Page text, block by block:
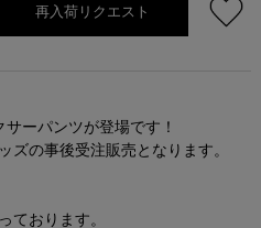
再入荷リクエスト
ーパンツが登場です！
ズの事後受注販売となります。
ております。